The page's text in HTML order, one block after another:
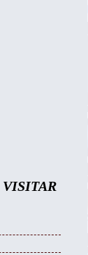
VISITAR